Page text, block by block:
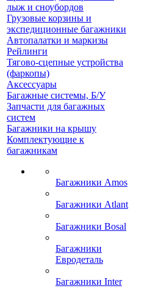
лыж и сноубордов
Грузовые корзины и
экспедиционные багажники
Автопалатки и маркизы
Рейлинги
Тягово-сцепные устройства
(фаркопы)
Аксессуары
Багажные системы, Б/У
Запчасти для багажных
систем
Багажники на крышу
Комплектующие к
багажникам
Багажники Amos
Багажники Atlant
Багажники Bosal
Багажники
Евродеталь
Багажники Inter